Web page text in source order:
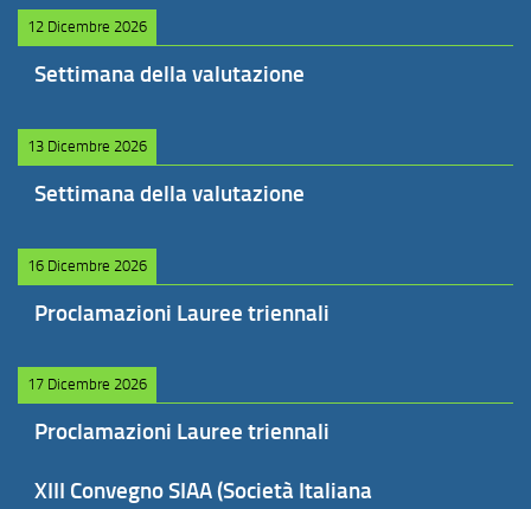
12 Dicembre 2026
Settimana della valutazione
13 Dicembre 2026
Settimana della valutazione
16 Dicembre 2026
Proclamazioni Lauree triennali
17 Dicembre 2026
Proclamazioni Lauree triennali
XIII Convegno SIAA (Società Italiana